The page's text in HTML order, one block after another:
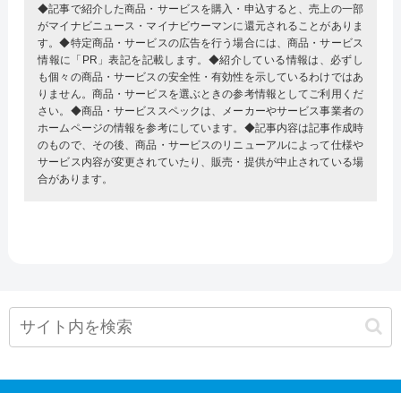
◆記事で紹介した商品・サービスを購入・申込すると、売上の一部
がマイナビニュース・マイナビウーマンに還元されることがありま
す。◆特定商品・サービスの広告を行う場合には、商品・サービス
情報に「PR」表記を記載します。◆紹介している情報は、必ずし
も個々の商品・サービスの安全性・有効性を示しているわけではあ
りません。商品・サービスを選ぶときの参考情報としてご利用くだ
さい。◆商品・サービススペックは、メーカーやサービス事業者の
ホームページの情報を参考にしています。◆記事内容は記事作成時
のもので、その後、商品・サービスのリニューアルによって仕様や
サービス内容が変更されていたり、販売・提供が中止されている場
合があります。